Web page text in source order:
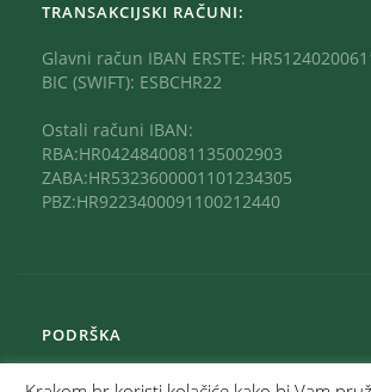
TRANSAKCIJSKI RAČUNI:
Glavni račun IBAN ERSTE:
BIC (SWIFT): ESBCHR22
Ostali računi IBAN:
RBA:HR0424840081135002903
ZABA:HR5323600001101234305
PBZ:HR9223400091100212440
PODRŠKA